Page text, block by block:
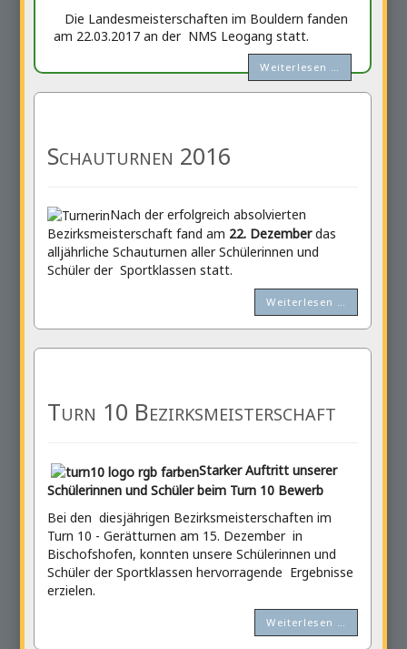
Die Landesmeisterschaften im Bouldern fanden
am 22.03.2017 an der NMS Leogang statt.
Weiterlesen …
Schauturnen 2016
Nach der erfolgreich absolvierten
Bezirksmeisterschaft fand am 22. Dezemberdas
alljährliche Schauturnen aller Schülerinnen und
Schüler der Sportklassen statt.
Weiterlesen …
Turn 10 Bezirksmeisterschaft
Starker Auftritt unserer
Schülerinnen und Schüler beim Turn 10 Bewerb
Bei den diesjährigen Bezirksmeisterschaften im
Turn 10 - Gerätturnen am 15. Dezember in
Bischofshofen, konnten unsere Schülerinnen und
Schüler der Sportklassen hervorragende Ergebnisse
erzielen.
Weiterlesen …